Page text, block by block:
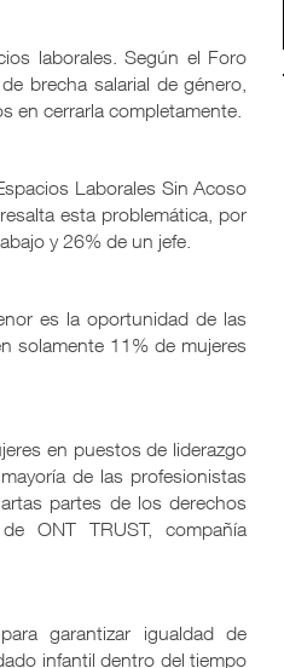
laborales. Según el Foro
brecha salarial de género,
en cerrarla completamente.
Laborales Sin Acoso
esta problemática, por
y 26% de un jefe.
es la oportunidad de las
solamente 11% de mujeres
en puestos de liderazgo
de las profesionistas
partes de los derechos
ONT TRUST, compañía
garantizar igualdad de
infantil dentro del tiempo